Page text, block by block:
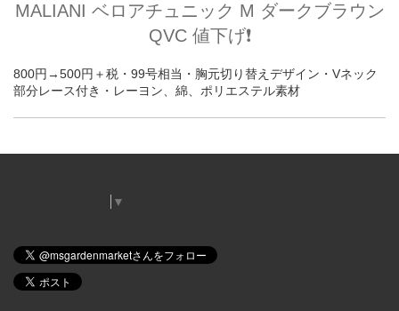
MALIANI ベロアチュニック M ダークブラウン
QVC 値下げ❗️
800円→500円＋税・99号相当・胸元切り替えデザイン・Vネック
部分レース付き・レーヨン、綿、ポリエステル素材
▼